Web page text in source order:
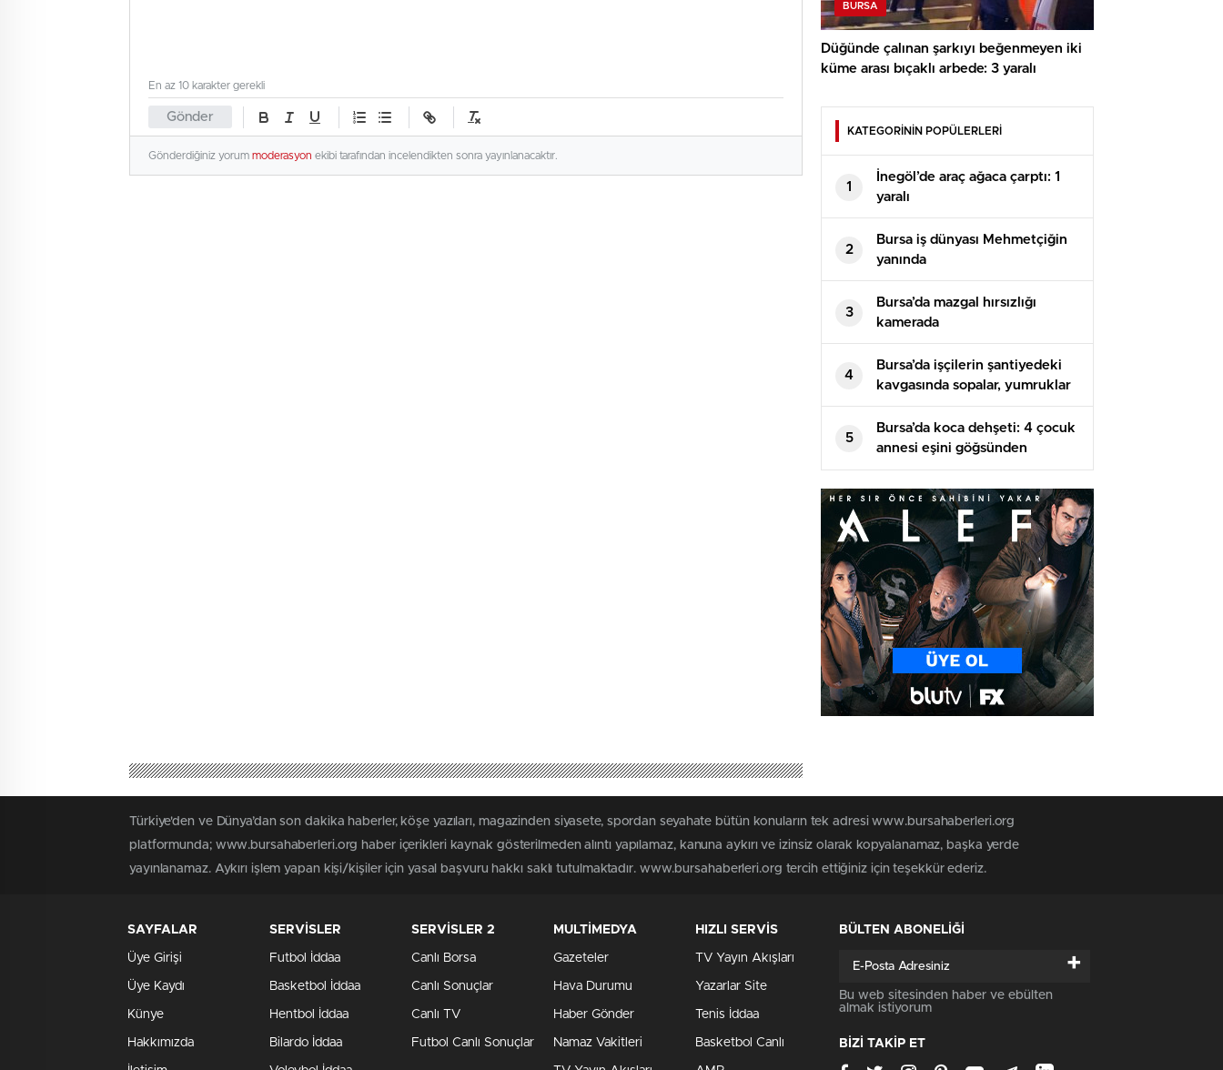
Gönder
En az 10 karakter gerekli
Gönderdiğiniz yorum moderasyon ekibi tarafından incelendikten sonra yayınlanacaktır.
BURSA
Düğünde çalınan şarkıyı beğenmeyen iki
küme arası bıçaklı arbede: 3 yaralı
KATEGORİNİN POPÜLERLERİ
1
İnegöl’de araç ağaca çarptı: 1
yaralı
2
Bursa iş dünyası Mehmetçiğin
yanında
3
Bursa’da mazgal hırsızlığı
kamerada
4
Bursa’da işçilerin şantiyedeki
kavgasında sopalar, yumruklar
havada uçuştu
5
Bursa’da koca dehşeti: 4 çocuk
annesi eşini göğsünden
bıçaklayarak öldürdü
Türkiye'den ve Dünya’dan son dakika haberler, köşe yazıları, magazinden siyasete, spordan seyahate bütün konuların tek adresi www.bursahaberleri.org
platformunda; www.bursahaberleri.org haber içerikleri kaynak gösterilmeden alıntı yapılamaz, kanuna aykırı ve izinsiz olarak kopyalanamaz, başka yerde
yayınlanamaz. Aykırı işlem yapan kişi/kişiler için yasal başvuru hakkı saklı tutulmaktadır. www.bursahaberleri.org tercih ettiğiniz için teşekkür ederiz.
SAYFALAR
Üye Girişi
Üye Kaydı
Künye
Hakkımızda
SERVİSLER
Futbol İddaa
Basketbol İddaa
Hentbol İddaa
Bilardo İddaa
SERVİSLER 2
Canlı Borsa
Canlı Sonuçlar
Canlı TV
Futbol Canlı Sonuçlar
MULTİMEDYA
Gazeteler
Hava Durumu
Haber Gönder
Namaz Vakitleri
HIZLI SERVİS
TV Yayın Akışları
Yazarlar Site
Tenis İddaa
Basketbol Canlı
BÜLTEN ABONELİĞİ
+
Bu web sitesinden haber ve ebülten
almak istiyorum
BİZİ TAKİP ET